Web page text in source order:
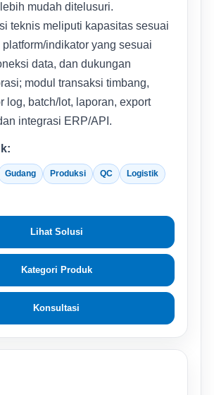
mudah ditelusuri.
teknis meliputi kapasitas sesuai
platform/indikator yang sesuai
data, dan dukungan
modul transaksi timbang,
log, batch/lot, laporan, export
integrasi ERP/API.
Gudang Produksi QC Logistik
Lihat Solusi
Kategori Produk
Konsultasi